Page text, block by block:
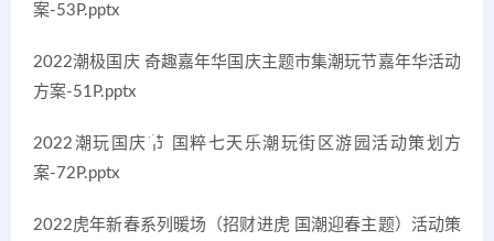
案-53P.pptx
2022潮极国庆 奇趣嘉年华国庆主题市集潮玩节嘉年华活动
方案-51P.pptx
2022潮玩国庆节 国粹七天乐潮玩街区游园活动策划方
案-72P.pptx
2022虎年新春系列暖场（招财进虎 国潮迎春主题）活动策